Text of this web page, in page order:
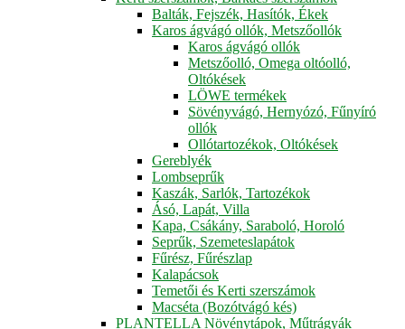
Balták, Fejszék, Hasítók, Ékek
Karos ágvágó ollók, Metszőollók
Karos ágvágó ollók
Metszőolló, Omega oltóolló,
Oltókések
LÖWE termékek
Sövényvágó, Hernyózó, Fűnyíró
ollók
Ollótartozékok, Oltókések
Gereblyék
Lombseprűk
Kaszák, Sarlók, Tartozékok
Ásó, Lapát, Villa
Kapa, Csákány, Saraboló, Horoló
Seprűk, Szemeteslapátok
Fűrész, Fűrészlap
Kalapácsok
Temetői és Kerti szerszámok
Macséta (Bozótvágó kés)
PLANTELLA Növénytápok, Műtrágyák